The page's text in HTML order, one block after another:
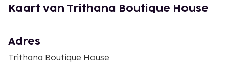
One Nimman - 1,7 km
Wat Chedi Plong - 2,2 km
Chiang Mai International and Exhibition Center - 2,3
Kaart van Trithana Boutique House
Adres
Trithana Boutique House